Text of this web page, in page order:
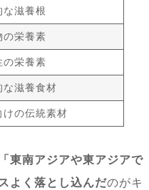
な滋養根
の栄養素
の栄養素
な滋養食材
けの伝統素材
「東南アジアや東アジアで
よく落とし込んだのがキ